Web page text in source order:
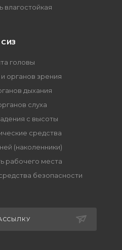
влагостойкая
СИЗ
головы
органов зрения
дыхания
слуха
с высоты
средства
(наколенники)
рабочего места
безопасности